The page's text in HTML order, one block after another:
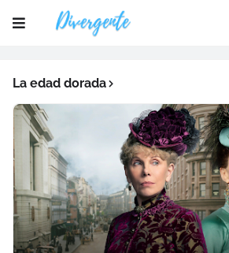
La edad dorada